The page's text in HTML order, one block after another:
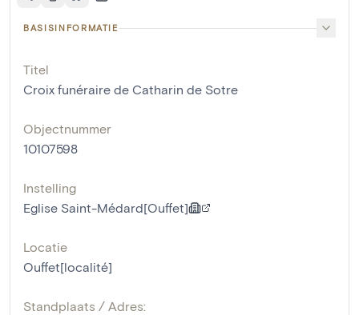
BASISINFORMATIE
Titel
Croix funéraire de Catharin de Sotre
Objectnummer
10107598
Instelling
Eglise Saint-Médard[Ouffet]
Locatie
Ouffet[localité]
Standplaats / Adres: